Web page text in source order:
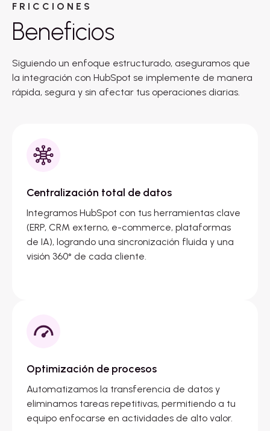
FRICCIONES
Beneficios
Siguiendo un enfoque estructurado, aseguramos que
la integración con HubSpot se implemente de manera
rápida, segura y sin afectar tus operaciones diarias.
Centralización total de datos
Integramos HubSpot con tus herramientas clave
(ERP, CRM externo, e-commerce, plataformas
de IA), logrando una sincronización fluida y una
visión 360° de cada cliente.
Optimización de procesos
Automatizamos la transferencia de datos y
eliminamos tareas repetitivas, permitiendo a tu
equipo enfocarse en actividades de alto valor.